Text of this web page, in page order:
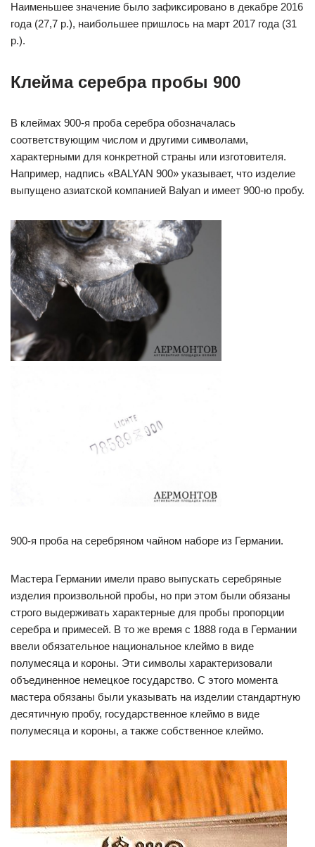
Наименьшее значение было зафиксировано в декабре 2016
года (27,7 р.), наибольшее пришлось на март 2017 года (31
р.).
Клейма серебра пробы 900
В клеймах 900-я проба серебра обозначалась
соответствующим числом и другими символами,
характерными для конкретной страны или изготовителя.
Например, надпись «BALYAN 900» указывает, что изделие
выпущено азиатской компанией Balyan и имеет 900-ю пробу.
900-я проба на серебряном чайном наборе из Германии.
Мастера Германии имели право выпускать серебряные
изделия произвольной пробы, но при этом были обязаны
строго выдерживать характерные для пробы пропорции
серебра и примесей. В то же время с 1888 года в Германии
ввели обязательное национальное клеймо в виде
полумесяца и короны. Эти символы характеризовали
объединенное немецкое государство. С этого момента
мастера обязаны были указывать на изделии стандартную
десятичную пробу, государственное клеймо в виде
полумесяца и короны, а также собственное клеймо.